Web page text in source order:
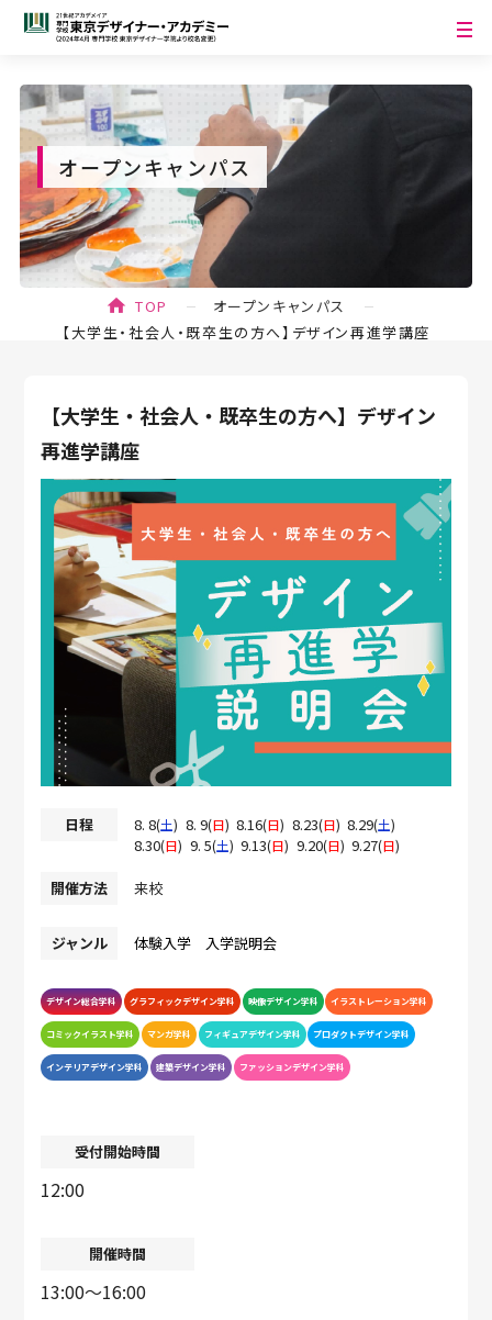
オープンキャンパス
TOP
オープンキャンパス
【大学生・社会人・既卒生の方へ】デザイン再進学講座
【大学生・社会人・既卒生の方へ】デザイン
再進学講座
日程 8. 8(土) 8. 9(日) 8.16(日) 8.23(日) 8.29(土)
8.30(日) 9. 5(土) 9.13(日) 9.20(日) 9.27(日)
開催方法 来校
ジャンル 体験入学 入学説明会
デザイン総合学科 グラフィックデザイン学科 映像デザイン学科 イラストレーション学科
コミックイラスト学科 マンガ学科 フィギュアデザイン学科 プロダクトデザイン学科
インテリアデザイン学科 建築デザイン学科 ファッションデザイン学科
受付開始時間
12:00
開催時間
13:00〜16:00